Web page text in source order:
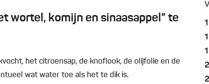
1
1
1
2
2
wortel, komijn en sinaasappel” te
het citroensap, de knoflook, de olijfolie en de
wat water toe als het te dik is.